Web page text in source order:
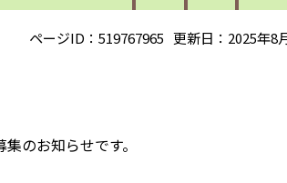
ページID：519767965 更新日：2025年8
のお知らせです。